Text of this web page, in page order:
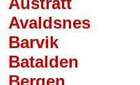
Avaldsnes
Barvik
Batalden
Bergen